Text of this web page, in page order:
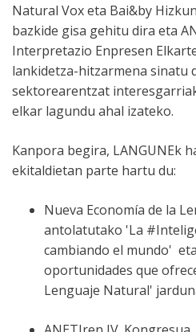
Natural Vox eta Bai&by
bazkide gisa gehitu dira eta
Interpretazio Enpresen
lankidetza-hitzarmena sinatu
sektorearentzat
elkar lagundu ahal izateko.
Kanpora begira, LANGUNEk
ekitaldietan parte hartu du:
Nueva Economía de la
antolatutako 'La
cambiando el mundo'
oportunidades que
Lenguaje Natural'